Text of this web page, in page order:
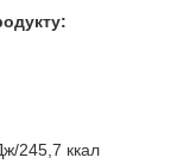
245,7 ккал